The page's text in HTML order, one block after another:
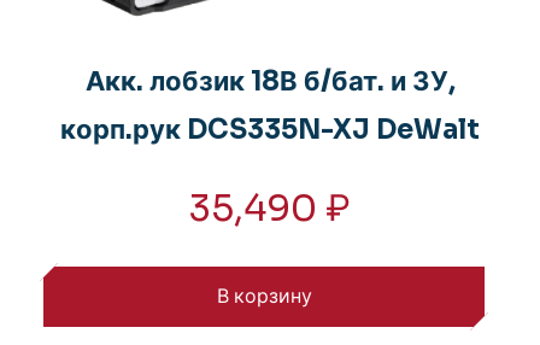
Акк. лобзик 18В б/бат. и ЗУ,
корп.рук DCS335N-XJ DeWalt
35,490 ₽
В корзину